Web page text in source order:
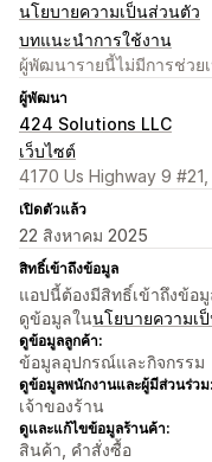
นโยบายความเป็นส่วนตัว
บทแนะนำการใช้งาน
ผู้พัฒนารายนี้ไม่มีการช่วย
ผู้พัฒนา
424 Solutions LLC
เว็บไซต์
4170 Us Highway 9
เปิดตัวแล้ว
22 สิงหาคม 2025
สิทธิ์เข้าถึงข้อมูล
แอปนี้ต้องมีสิทธิ์เข้าถึงข้อ
ดูข้อมูลในนโยบายความเ
ดูข้อมูลลูกค้า:
ข้อมูลอุปกรณ์และกิจกรรม
ดูข้อมูลพนักงานและผู้มีส่วนร่วม:
เจ้าของร้าน
ดูและแก้ไขข้อมูลร้านค้า:
สินค้า, คำสั่งซื้อ